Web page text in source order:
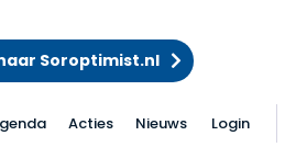
Soroptimist.nl
Acties Nieuws Login